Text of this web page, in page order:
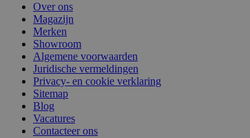
Over ons
Magazijn
Merken
Showroom
Algemene voorwaarden
Juridische vermeldingen
Privacy- en cookie verklaring
Sitemap
Blog
Vacatures
Contacteer ons